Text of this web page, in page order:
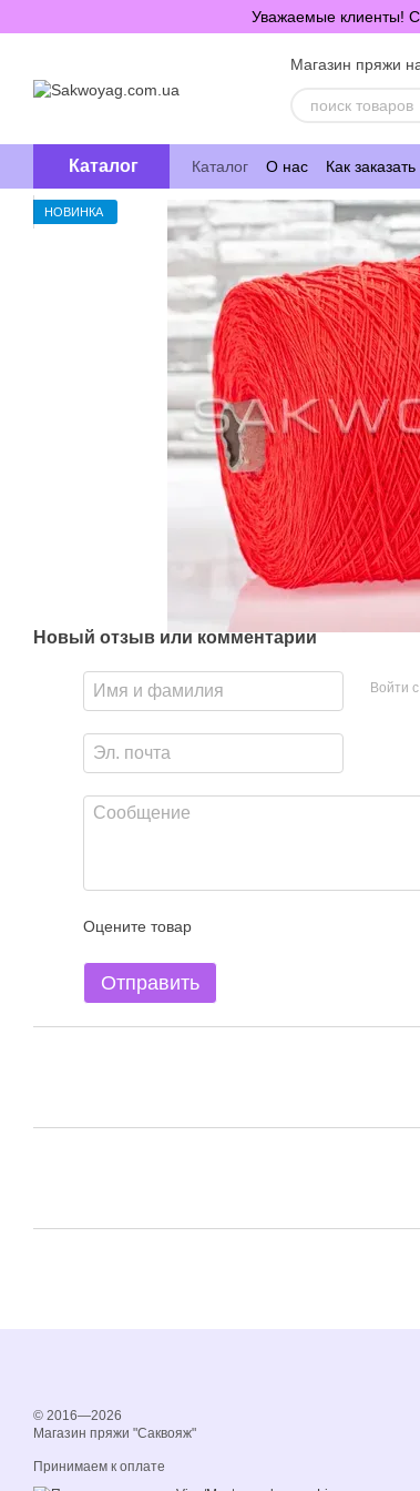
Уважаемые клиенты!
Магазин пряжи
Каталог Каталог О нас Как заказать
НОВИНКА
Новый отзыв или комментарий
Войти
Оцените товар
Отправить
© 2016—2026
Магазин пряжи "Саквояж"
Принимаем к оплате